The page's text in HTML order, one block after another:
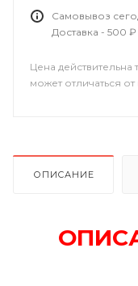
Самовывоз
Доставка - 500 ₽
Цена действительна
может отличаться
ОПИСАНИЕ